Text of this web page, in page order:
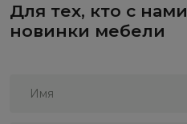
Для тех, кто с
новинки мебели